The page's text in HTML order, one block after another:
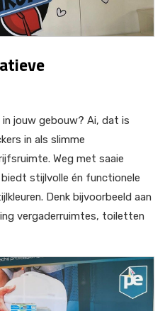
jouw gebouw? Ai, dat is
in als slimme
Weg met saaie
stijlvolle én functionele
Denk bijvoorbeeld aan
vergaderruimtes, toiletten